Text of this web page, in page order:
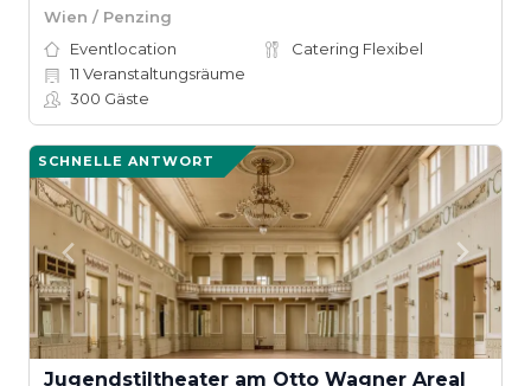
Wien / Penzing
Eventlocation
Catering Flexibel
11 Veranstaltungsräume
300 Gäste
SCHNELLE ANTWORT
Jugendstiltheater am Otto Wagner Areal